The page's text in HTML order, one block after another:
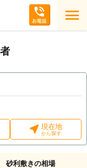
現在地
から探す
砂利敷きの相場